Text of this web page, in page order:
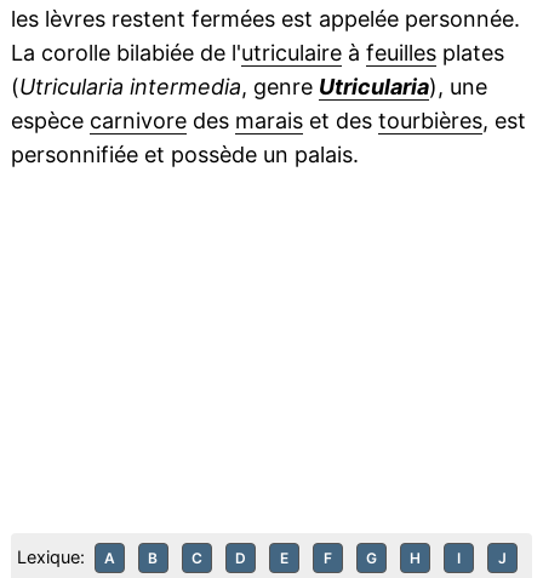
les lèvres restent fermées est appelée personnée.
La corolle bilabiée de l'utriculaireà feuillesplates
(Utricularia intermedia, genre Utricularia), une
espèce carnivoredes maraiset des tourbières, est
personnifiée et possède un palais.
Lexique: A B C D E F G H I J